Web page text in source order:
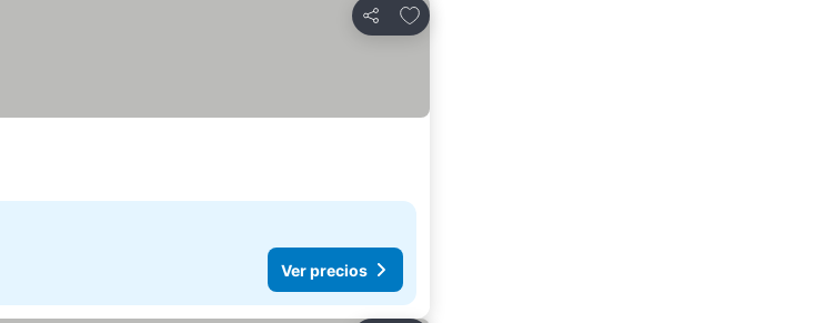
Compartir
Agregar a favoritos
Ver precios